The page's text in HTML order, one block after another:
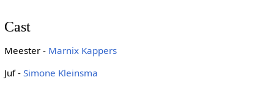
Cast
Meester - Marnix Kappers
Juf - Simone Kleinsma